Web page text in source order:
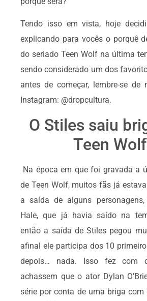
Tendo isso em vista, hoje
explicando para vocês o porquê
do seriado Teen Wolf na última
sendo considerado um dos
antes de começar, lembre-se
Instagram: @dropcultura.
O Stiles saiu
Teen
Na época em que foi gravada a
de Teen Wolf, muitos fãs já
a saída de alguns
Hale, que já havia saído na
então a saída de Stiles pegou
afinal ele participa dos 10
depois… nada. Isso fez com
achassem que o ator Dylan
série por conta de uma briga com